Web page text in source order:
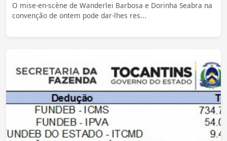
O mise-en-scène de Wanderlei Barbosa e Dorinha Seabra na
convenção de ontem pode dar-lhes res...